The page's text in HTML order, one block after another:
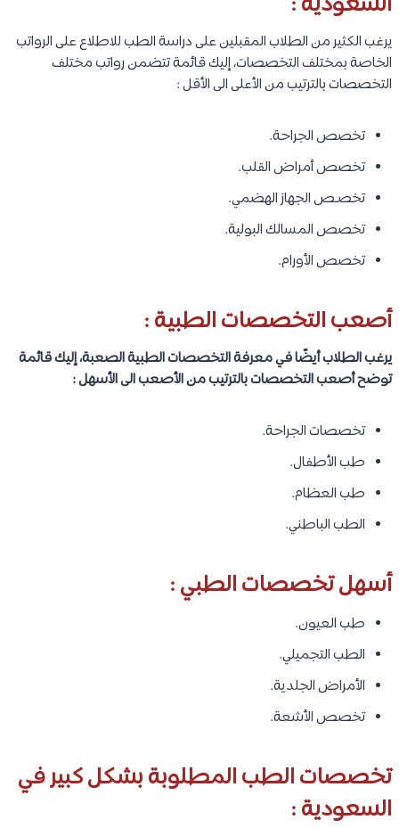
يرغب الكثير من الطلاب المقبلين على دراسة الطب للاطلاع على الرواتب
الخاصة بمختلف التخصصات، إليك قائمة تتضمن رواتب مختلف
التخصصات بالترتيب من الأعلى الى الأقل :
تخصص الجراحة.
تخصص أمراض القلب.
تخصـص الجهاز الهضمي.
تخصص المسالك البولية.
تخصص الأورام.
أصعب التخصصات الطبية :
يرغب الطلاب أيضًا في معرفة التخصصات الطبية الصعبة، إليك قائمة
توضح أصعب التخصصات بالترتيب من الأصعب الى الأسهل :
تخصصات الجراحة.
طب الأطفال.
طب العظام.
الطب الباطني.
أسهل تخصصات الطبي :
طب العيون.
الطب التجميلي.
الأمراض الجلدية.
تخصص الأشعة.
تخصصات الطب المطلوبة بشكل كبير في
السعودية :